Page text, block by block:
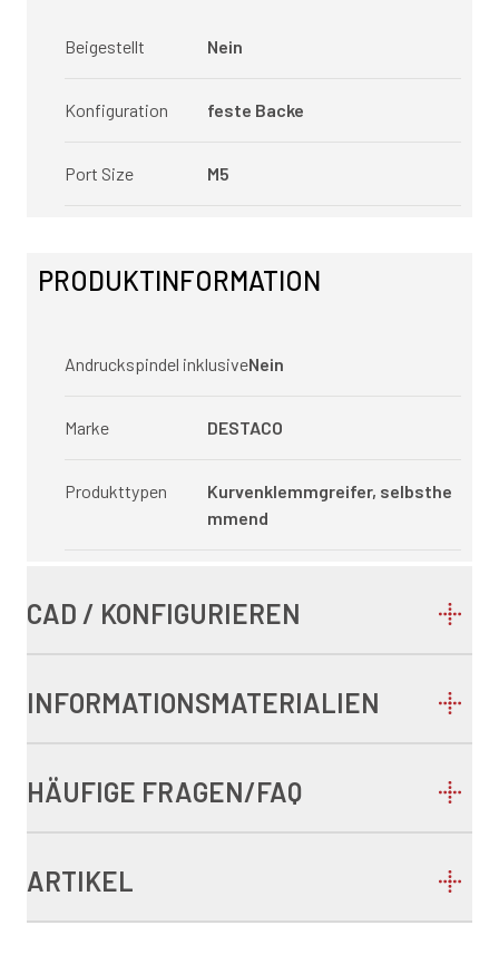
Beigestellt Nein
Konfiguration feste Backe
Port Size M5
PRODUKTINFORMATION
Andruckspindel inklusiveNein
Marke DESTACO
Produkttypen
Kurvenklemmgreifer, selbsthe
mmend
CAD / KONFIGURIEREN
INFORMATIONSMATERIALIEN
HÄUFIGE FRAGEN/FAQ
ARTIKEL